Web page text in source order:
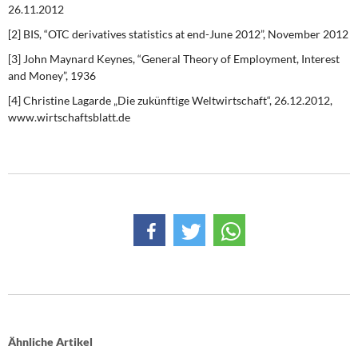
26.11.2012
[2] BIS, “OTC derivatives statistics at end-June 2012”, November 2012
[3] John Maynard Keynes, “General Theory of Employment, Interest
and Money”, 1936
[4] Christine Lagarde „Die zukünftige Weltwirtschaft“, 26.12.2012,
www.wirtschaftsblatt.de
Ähnliche Artikel